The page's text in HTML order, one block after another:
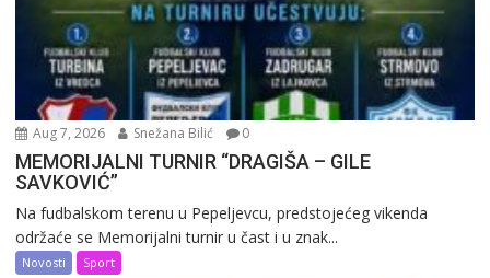
Aug 7, 2026 Snežana Bilić 0
MEMORIJALNI TURNIR “DRAGIŠA – GILE
SAVKOVIĆ”
Na fudbalskom terenu u Pepeljevcu, predstojećeg vikenda
održaće se Memorijalni turnir u čast i u znak...
Novosti Sport